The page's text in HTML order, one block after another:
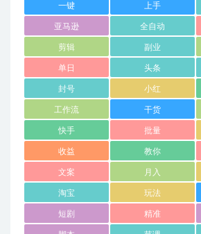
一键 上手
亚马逊 全自动
剪辑 副业
单日 头条
封号 小红
工作流 干货
快手 批量
收益 教你
文案 月入
淘宝 玩法
短剧 精准